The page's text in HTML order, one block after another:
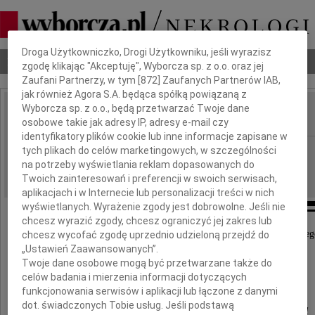
Nekrologi Odeszli Poradnik pogrzebowy
IMIĘ I NAZWISKO:
REGION: Lublin
DATA EMISJI: 12.11.2009
Prorektorowi ds. Nauki Uniwersytetu
Prof. dr hab. n. med.
Ryszardowi Maciejewskiemu
Dbamy o Twoją prywatność
Droga Użytkowniczko, Drogi Użytkowniku, jeśli wyrazisz
zgodę klikając "Akceptuję", Wyborcza sp. z o.o. oraz jej
Zaufani Partnerzy, w tym [872 ] Zaufanych Partnerów IAB,
jak również Agora S.A. będąca spółką powiązaną z
Wyborcza sp. z o.o., będą przetwarzać Twoje dane
osobowe takie jak adresy IP, adresy e-mail czy
identyfikatory plików cookie lub inne informacje zapisane w
tych plikach do celów marketingowych, w szczególności
na potrzeby wyświetlania reklam dopasowanych do
Twoich zainteresowań i preferencji w swoich serwisach,
aplikacjach i w Internecie lub personalizacji treści w nich
wyświetlanych. Wyrażenie zgody jest dobrowolne. Jeśli nie
chcesz wyrazić zgody, chcesz ograniczyć jej zakres lub
chcesz wycofać zgodę uprzednio udzieloną przejdź do
„Ustawień Zaawansowanych”.
Twoje dane osobowe mogą być przetwarzane także do
celów badania i mierzenia informacji dotyczących
funkcjonowania serwisów i aplikacji lub łączone z danymi
dot. świadczonych Tobie usług. Jeśli podstawą